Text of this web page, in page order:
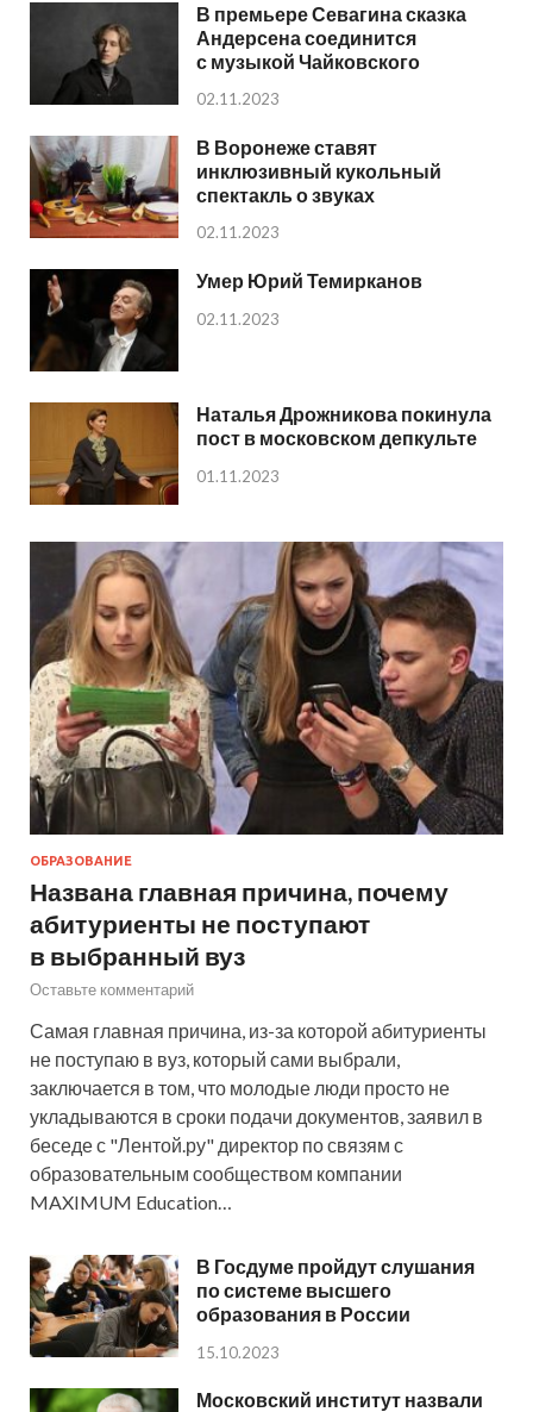
В премьере Севагина сказка
Андерсена соединится
с музыкой Чайковского
02.11.2023
В Воронеже ставят
инклюзивный кукольный
спектакль о звуках
02.11.2023
Умер Юрий Темирканов
02.11.2023
Наталья Дрожникова покинула
пост в московском депкульте
01.11.2023
ОБРАЗОВАНИЕ
Названа главная причина, почему
абитуриенты не поступают
в выбранный вуз
Оставьте комментарий
Самая главная причина, из-за которой абитуриенты
не поступаю в вуз, который сами выбрали,
заключается в том, что молодые люди просто не
укладываются в сроки подачи документов, заявил в
беседе с "Лентой.ру" директор по связям с
образовательным сообществом компании
MAXIMUM Education…
В Госдуме пройдут слушания
по системе высшего
образования в России
15.10.2023
Московский институт назвали